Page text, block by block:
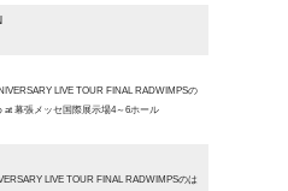
LIVE TOUR FINAL RADWIMPSの
幕張メッセ国際展示場4～6ホール
LIVE TOUR FINAL RADWIMPSのは